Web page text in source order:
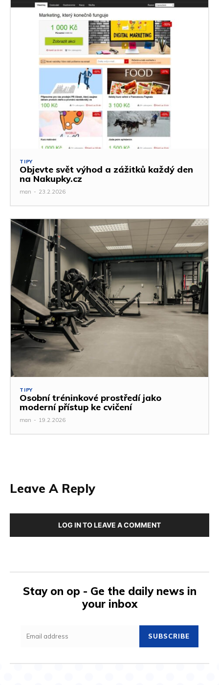
TIPY
Objevte svět výhod a zážitků každý den
na Nakupky.cz
man - 23.2.2026
TIPY
Osobní tréninkové prostředí jako
moderní přístup ke cvičení
man - 19.2.2026
Leave A Reply
LOG IN TO LEAVE A COMMENT
Stay on op - Ge the daily news in
your inbox
SUBSCRIBE